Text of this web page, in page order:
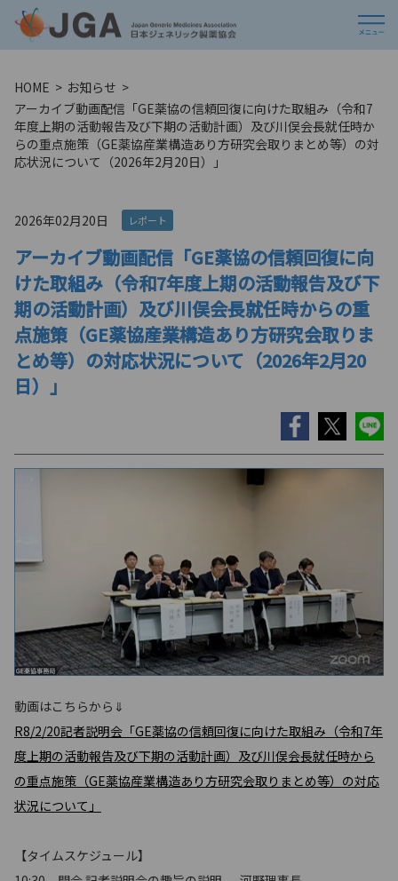
HOME
お知らせ
アーカイブ動画配信「GE薬協の信頼回復に向けた取組み（令和7
年度上期の活動報告及び下期の活動計画）及び川俣会長就任時か
らの重点施策（GE薬協産業構造あり方研究会取りまとめ等）の対
応状況について（2026年2月20日）」
2026年02月20日 レポート
アーカイブ動画配信「GE薬協の信頼回復に向
けた取組み（令和7年度上期の活動報告及び下
期の活動計画）及び川俣会長就任時からの重
点施策（GE薬協産業構造あり方研究会取りま
とめ等）の対応状況について（2026年2月20
日）」
動画はこちらから⇓
R8/2/20記者説明会「GE薬協の信頼回復に向けた取組み（令和7年
度上期の活動報告及び下期の活動計画）及び川俣会長就任時から
の重点施策（GE薬協産業構造あり方研究会取りまとめ等）の対応
状況について」
【タイムスケジュール】